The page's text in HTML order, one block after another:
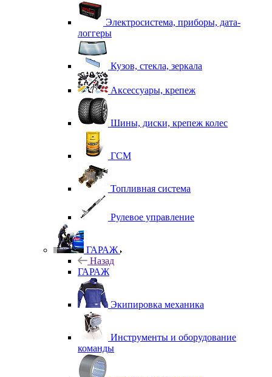
Электросистема, приборы, дата-
логгеры
Кузов, стекла, зеркала
Аксессуары, крепеж
Шины, диски, крепеж колес
ГСМ
Топливная система
Рулевое управление
ГАРАЖ
Назад
ГАРАЖ
Экипировка механика
Инструменты и оборудование
команды